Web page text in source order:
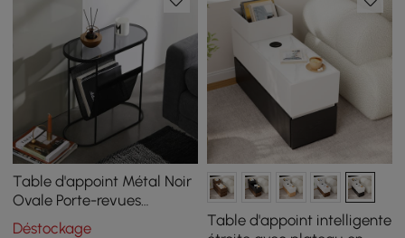
Table d'appoint Métal Noir
Ovale Porte-revues
Canapé de Nuit
Déstockage
Table d'appoint intelligente